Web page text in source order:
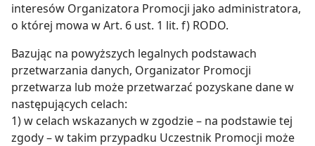
interesów Organizatora Promocji jako administratora,
o której mowa w Art. 6 ust. 1 lit. f) RODO.
Bazując na powyższych legalnych podstawach
przetwarzania danych, Organizator Promocji
przetwarza lub może przetwarzać pozyskane dane w
następujących celach:
1) w celach wskazanych w zgodzie – na podstawie tej
zgody – w takim przypadku Uczestnik Promocji może